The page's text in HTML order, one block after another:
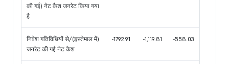
की गई) नेट कैश जनरेट किया गया
है
निवेश गतिविधियों से/(इस्तेमाल में)
जनरेट की गई नेट कैश
-1792.91 -1,119.81 -558.03